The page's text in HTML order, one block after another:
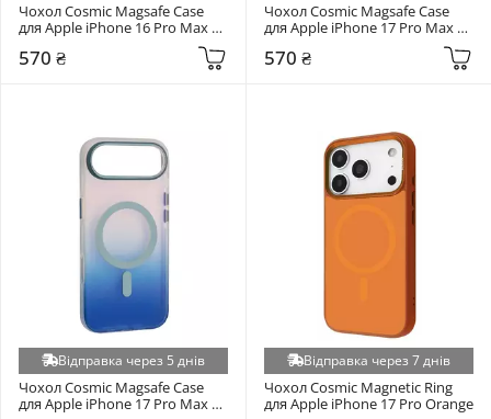
Чохол Cosmic Magsafe Case
для Apple iPhone 16 Pro Max
570 ₴
Чохол Cosmic Magsafe Case
для Apple iPhone 17 Pro Max
570 ₴
Відправка через 5 днів
Чохол Cosmic Magsafe Case
для Apple iPhone 17 Pro Max
Відправка через 7 днів
Чохол Cosmic Magnetic Ring
для Apple iPhone 17 Pro Orange